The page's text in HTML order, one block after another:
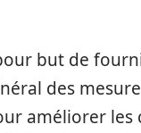
but de
des
améliorer les